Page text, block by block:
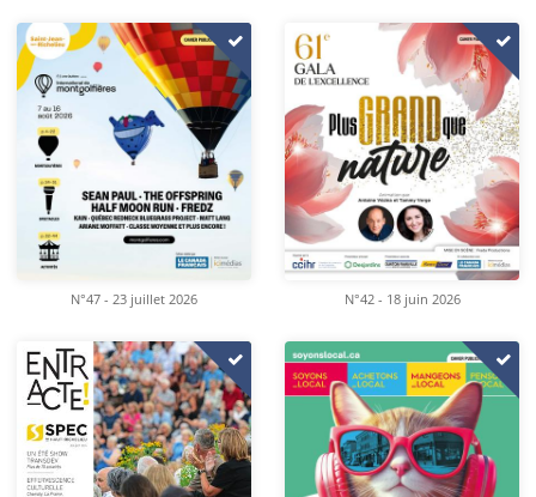
N°47 - 23 juillet 2026 N°42 - 18 juin 2026